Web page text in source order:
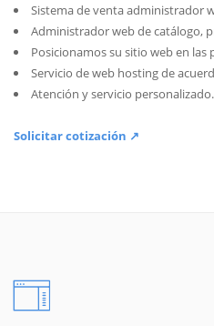
Sistema de venta administrador
Administrador web de catálogo,
Posicionamos su sitio web en las
Servicio de web hosting de
Atención y servicio personalizado.
Solicitar cotización ↗